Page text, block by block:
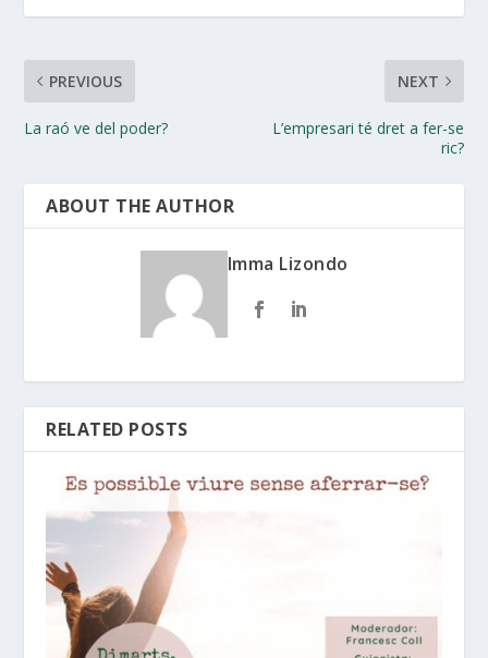
PREVIOUS
La raó ve del poder?
NEXT
L’empresari té dret a fer-se
ric?
ABOUT THE AUTHOR
Imma Lizondo
RELATED POSTS